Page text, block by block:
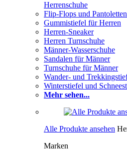
Herrenschuhe
Flip-Flops und
Gummistiefel für Herren
Herren-Sneaker
Herren Turnschuhe
Männer-Wasserschuhe
Sandalen für Männer
Turnschuhe für Männer
Wander- und
Winterstiefel und
Mehr sehen...
Alle Produkte ansehen
Marken